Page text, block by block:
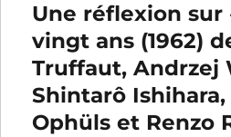
Une réflexion sur
vingt ans (1962)
Truffaut, Andrzej
Shintarô
Ophüls et Renzo